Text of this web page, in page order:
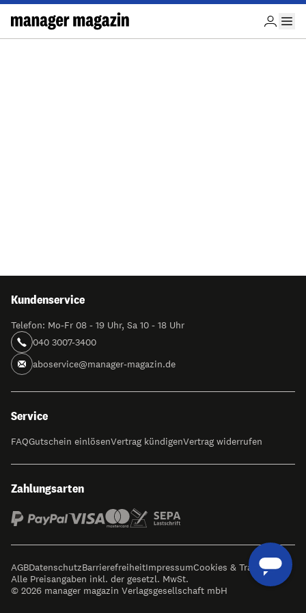
Kundenservice
Telefon: Mo-Fr 08 - 19 Uhr, Sa 10 - 18 Uhr
040 3007-3400
aboservice@manager-magazin.de
Service
FAQGutschein einlösenVertrag kündigenVertrag widerrufen
Zahlungsarten
AGBDatenschutzBarrierefreiheitImpressumCookies & Tracking
Alle Preisangaben inkl. der gesetzl. MwSt.
© 2026 manager magazin Verlagsgesellschaft mbH